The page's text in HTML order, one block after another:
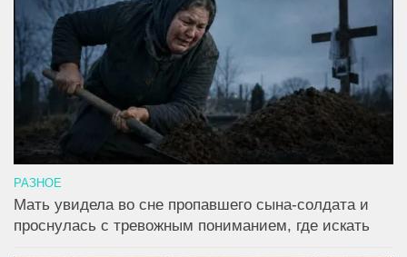
РАЗНОЕ
Мать увидела во сне пропавшего сына-солдата и
проснулась с тревожным пониманием, где искать